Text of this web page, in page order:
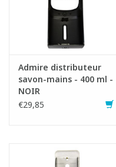
Admire distributeur
savon-mains - 400 ml -
NOIR
€29,85